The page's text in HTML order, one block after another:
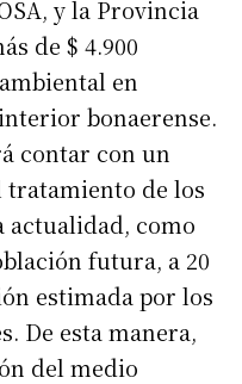
y la Provincia
de $ 4.900
en
bonaerense.
contar con un
tratamiento de los
actualidad, como
futura, a 20
estimada por los
De esta manera,
del medio